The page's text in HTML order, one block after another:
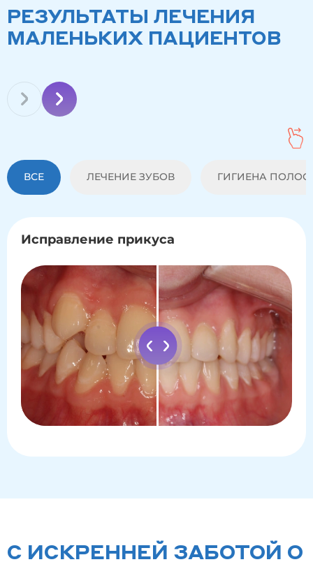
РЕЗУЛЬТАТЫ ЛЕЧЕНИЯ
МАЛЕНЬКИХ ПАЦИЕНТОВ
ВСЕ ЛЕЧЕНИЕ ЗУБОВ ГИГИЕНА
Исправление прикуса
С ИСКРЕННЕЙ ЗАБОТОЙ О